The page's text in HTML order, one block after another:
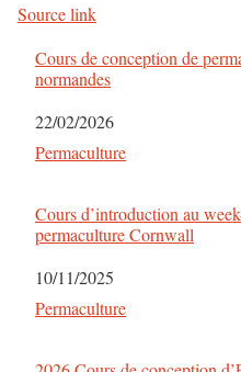
Source link
Cours de conception de
normandes
Date
22/02/2026
Par rapport à
Permaculture
Cours d’introduction au
permaculture Cornwall
Date
10/11/2025
Par rapport à
Permaculture